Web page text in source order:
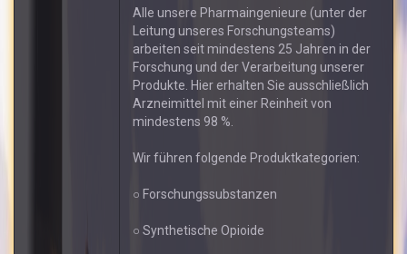
Alle unsere Pharmaingenieure (unter der
Leitung unseres Forschungsteams)
arbeiten seit mindestens 25 Jahren in der
Forschung und der Verarbeitung unserer
Produkte. Hier erhalten Sie ausschließlich
Arzneimittel mit einer Reinheit von
mindestens 98 %.
Wir führen folgende Produktkategorien:
○ Forschungssubstanzen
○ Synthetische Opioide